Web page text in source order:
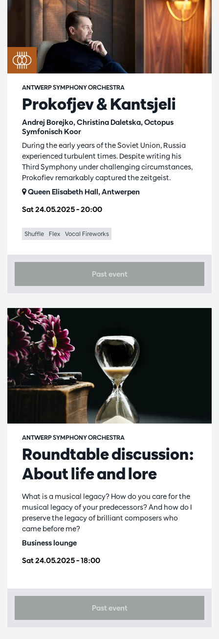
Prokofjev & Kantsjeli
Andrej Borejko, Christina Daletska, Octopus
Symfonisch Koor
ANTWERP SYMPHONY ORCHESTRA
Sat 24.05.2025– 20:00
During the early years of the Soviet Union, Russia
experienced turbulent times. Despite writing his
Third Symphony under challenging circumstances,
Prokofiev remarkably captured the zeitgeist.
Queen Elisabeth Hall, Antwerpen
Shuffle Flex Vocal Fireworks
Past event
Roundtable discussion:
About life and lore
ANTWERP SYMPHONY ORCHESTRA
Sat 24.05.2025– 18:00
What is a musical legacy? How do you care for the
musical legacy of your predecessors? And how do I
preserve the legacy of brilliant composers who
came before me?
Business lounge
Past event